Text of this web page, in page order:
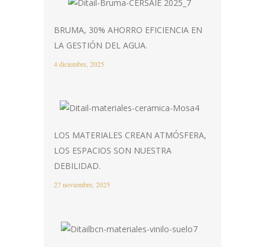
BRUMA, 30% AHORRO EFICIENCIA EN
LA GESTIÓN DEL AGUA.
4 diciembre, 2025
LOS MATERIALES CREAN ATMÓSFERA,
LOS ESPACIOS SON NUESTRA
DEBILIDAD.
27 noviembre, 2025